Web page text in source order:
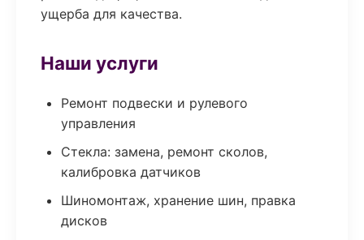
ущерба для качества.
Наши услуги
Ремонт подвески и рулевого
управления
Стекла: замена, ремонт сколов,
калибровка датчиков
Шиномонтаж, хранение шин, правка
дисков